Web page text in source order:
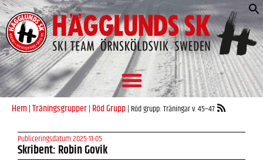
Hem|Träningsgrupper| Röd Grupp| Röd grupp: Träningar v. 45–47
Publiceringsdatum:2025-11-05
Skribent: Robin Govik